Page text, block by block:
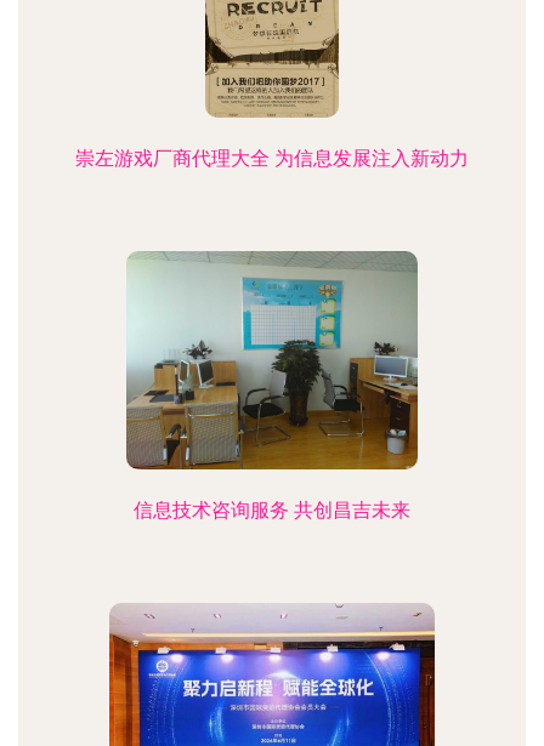
崇左游戏厂商代理大全 为信息发展注入新动力
信息技术咨询服务 共创昌吉未来